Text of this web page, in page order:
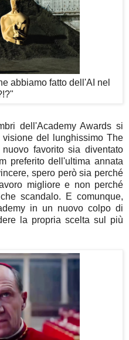
abbiamo fatto dell'AI nel
dell'Academy Awards si
del lunghissimo The
favorito sia diventato
preferito dell'ultima annata
spero però sia perché
migliore e non perché
scandalo. E comunque,
in un nuovo colpo di
la propria scelta sul più